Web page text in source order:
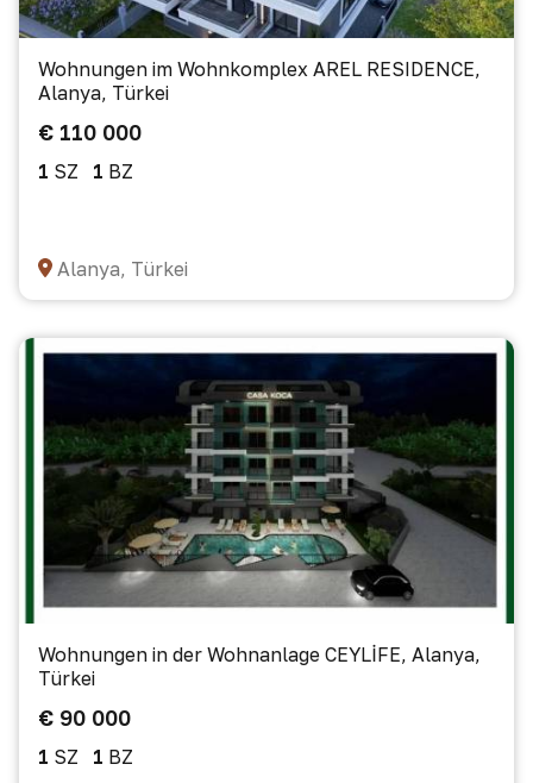
Wohnungen im Wohnkomplex AREL RESIDENCE,
Alanya, Türkei
€ 110 000
1 SZ 1 BZ
Alanya, Türkei
Wohnungen in der Wohnanlage CEYLİFE, Alanya,
Türkei
€ 90 000
1 SZ 1 BZ